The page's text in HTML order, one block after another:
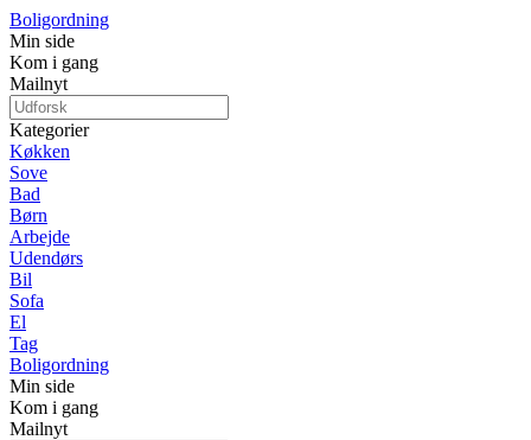
Boligordning
Min side
Kom i gang
Mailnyt
Kategorier
Køkken
Sove
Bad
Børn
Arbejde
Udendørs
Bil
Sofa
El
Tag
Boligordning
Min side
Kom i gang
Mailnyt